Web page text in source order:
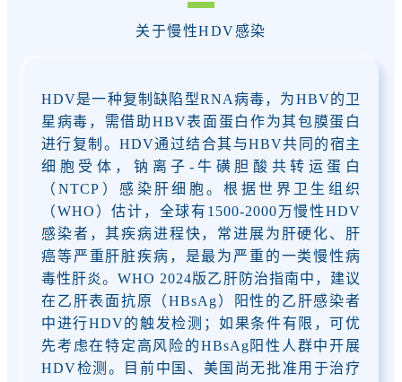
关于慢性HDV感染
HDV是一种复制缺陷型RNA病毒，为HBV的卫
星病毒 ，需借助HBV表面蛋白作为其包膜蛋白
进行复制。HDV通过结合其与HBV共同的宿主
细胞受体，钠离子-牛磺胆酸共转运蛋白
（NTCP）感染肝细胞。根据世界卫生组织
（WHO）估计，全球有1500-2000万慢性HDV
感染者，其疾病进程快，常进展为肝硬化、肝
癌等严重肝脏疾病，是最为严重的一类慢性病
毒性肝炎。WHO 2024版乙肝防治指南中，建议
在乙肝表面抗原（HBsAg）阳性的乙肝感染者
中进行HDV的触发检测；如果条件有限，可优
先考虑在特定高风险的HBsAg阳性人群中开展
HDV检测。
目前中国、美国尚无批准用于治疗